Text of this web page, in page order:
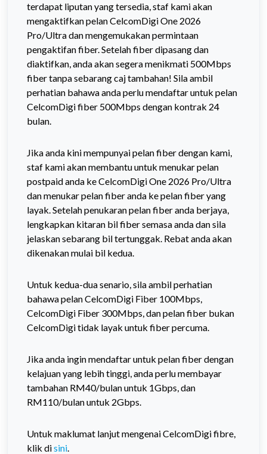
terdapat liputan yang tersedia, staf kami akan
mengaktifkan pelan CelcomDigi One 2026
Pro/Ultra dan mengemukakan permintaan
pengaktifan fiber. Setelah fiber dipasang dan
diaktifkan, anda akan segera menikmati 500Mbps
fiber tanpa sebarang caj tambahan! Sila ambil
perhatian bahawa anda perlu mendaftar untuk pelan
CelcomDigi fiber 500Mbps dengan kontrak 24
bulan.
Jika anda kini mempunyai pelan fiber dengan kami,
staf kami akan membantu untuk menukar pelan
postpaid anda ke CelcomDigi One 2026 Pro/Ultra
dan menukar pelan fiber anda ke pelan fiber yang
layak. Setelah penukaran pelan fiber anda berjaya,
lengkapkan kitaran bil fiber semasa anda dan sila
jelaskan sebarang bil tertunggak. Rebat anda akan
dikenakan mulai bil kedua.
Untuk kedua-dua senario, sila ambil perhatian
bahawa pelan CelcomDigi Fiber 100Mbps,
CelcomDigi Fiber 300Mbps, dan pelan fiber bukan
CelcomDigi tidak layak untuk fiber percuma.
Jika anda ingin mendaftar untuk pelan fiber dengan
kelajuan yang lebih tinggi, anda perlu membayar
tambahan RM40/bulan untuk 1Gbps, dan
RM110/bulan untuk 2Gbps.
Untuk maklumat lanjut mengenai CelcomDigi fibre,
klik disini.